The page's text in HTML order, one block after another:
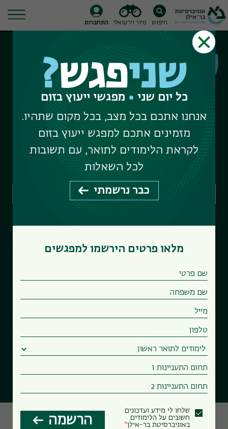
Skip
content
חיפוש סיור וירטואלי התחברות
שניפגש
כל יום שני מפגשי ייעוץ בזום
המפגש הבא ב-20 ביולי
תואר ראשון 11:00-10:00
תארים מתקדמים 12:00-11:00
שניפגש?
כל יום שני מפגשי ייעוץ בזום
אנחנו אתכם בכל מצב, בכל מקום שתהיו.
מזמינים אתכם למפגש ייעוץ בזום
לקראת הלימודים לתואר, עם תשובות
לכל השאלות
כבר נרשמתי
מלאו פרטים הירשמו למפגשים
שלחו לי מידע ועדכונים
חשובים על הלימודים
באוניברסיטת בר-אילן
הרשמה